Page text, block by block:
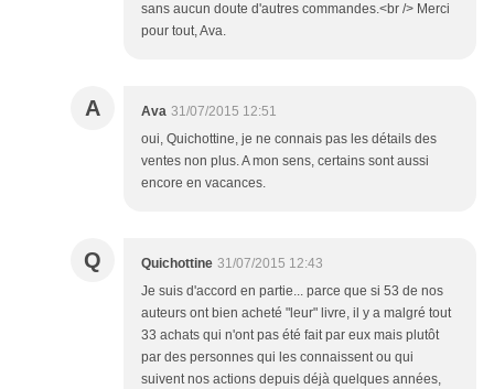
sans aucun doute d'autres commandes.<br /> Merci
pour tout, Ava.
A Ava 31/07/2015 12:51
oui, Quichottine, je ne connais pas les détails des
ventes non plus. A mon sens, certains sont aussi
encore en vacances.
Q Quichottine 31/07/2015 12:43
Je suis d'accord en partie... parce que si 53 de nos
auteurs ont bien acheté "leur" livre, il y a malgré tout
33 achats qui n'ont pas été fait par eux mais plutôt
par des personnes qui les connaissent ou qui
suivent nos actions depuis déjà quelques années,